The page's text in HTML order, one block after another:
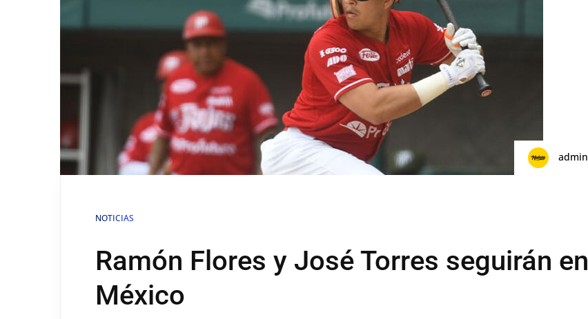
admin
NOTICIAS
Ramón Flores y José Torres seguirán en
México